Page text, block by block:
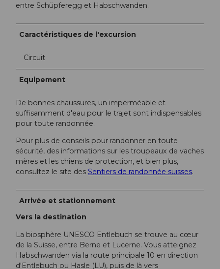
entre Schüpferegg et Habschwanden.
Caractéristiques de l'excursion
Circuit
Equipement
De bonnes chaussures, un imperméable et
suffisamment d'eau pour le trajet sont indispensables
pour toute randonnée.
Pour plus de conseils pour randonner en toute
sécurité, des informations sur les troupeaux de vaches
mères et les chiens de protection, et bien plus,
consultez le site des Sentiers de randonnée suisses.
Arrivée et stationnement
Vers la destination
La biosphère UNESCO Entlebuch se trouve au cœur
de la Suisse, entre Berne et Lucerne. Vous atteignez
Habschwanden via la route principale 10 en direction
d'Entlebuch ou Hasle (LU), puis de là vers